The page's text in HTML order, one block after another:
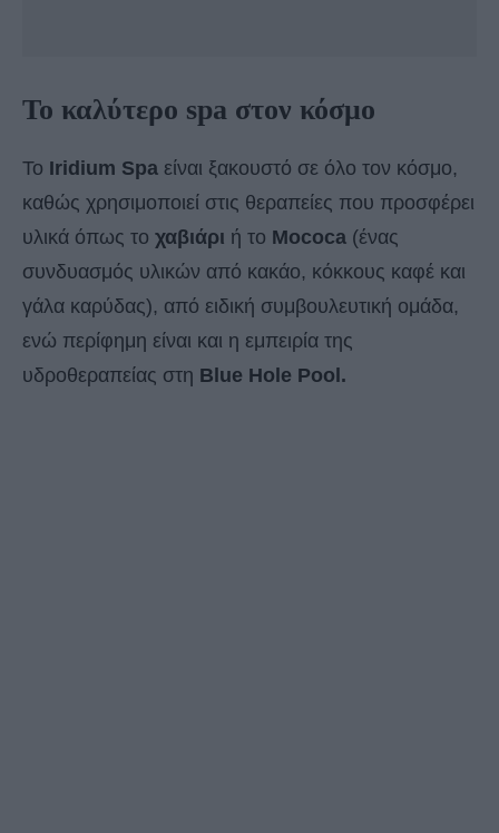
Το καλύτερο spa στον κόσμο
Το Iridium Spa είναι ξακουστό σε όλο τον κόσμο,
καθώς χρησιμοποιεί στις θεραπείες που προσφέρει
υλικά όπως το χαβιάρι ή το Mococa (ένας
συνδυασμός υλικών από κακάο, κόκκους καφέ και
γάλα καρύδας), από ειδική συμβουλευτική ομάδα,
ενώ περίφημη είναι και η εμπειρία της
υδροθεραπείας στη Blue Hole Pool.